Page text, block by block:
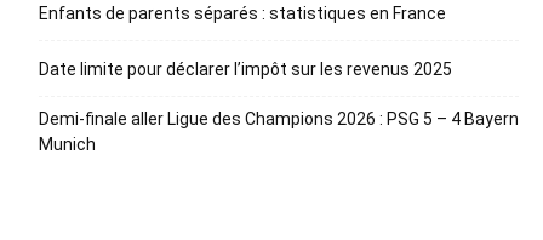
Enfants de parents séparés : statistiques en France
Date limite pour déclarer l’impôt sur les revenus 2025
Demi-finale aller Ligue des Champions 2026 : PSG 5 – 4 Bayern
Munich